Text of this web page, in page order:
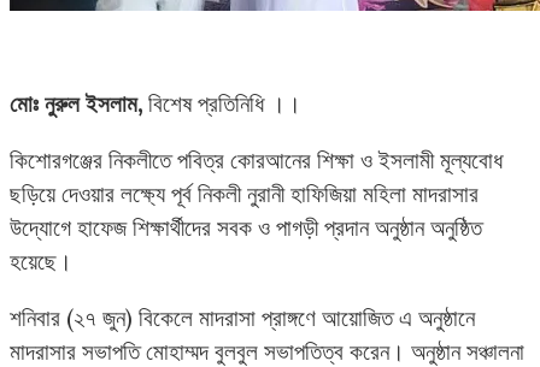
মোঃ নুরুল ইসলাম, বিশেষ প্রতিনিধি ।।
কিশোরগঞ্জের নিকলীতে পবিত্র কোরআনের শিক্ষা ও ইসলামী মূল্যবোধ
ছড়িয়ে দেওয়ার লক্ষ্যে পূর্ব নিকলী নুরানী হাফিজিয়া মহিলা মাদরাসার
উদ্যোগে হাফেজ শিক্ষার্থীদের সবক ও পাগড়ী প্রদান অনুষ্ঠান অনুষ্ঠিত
হয়েছে।
শনিবার (২৭ জুন) বিকেলে মাদরাসা প্রাঙ্গণে আয়োজিত এ অনুষ্ঠানে
মাদরাসার সভাপতি মোহাম্মদ বুলবুল সভাপতিত্ব করেন। অনুষ্ঠান সঞ্চালনা